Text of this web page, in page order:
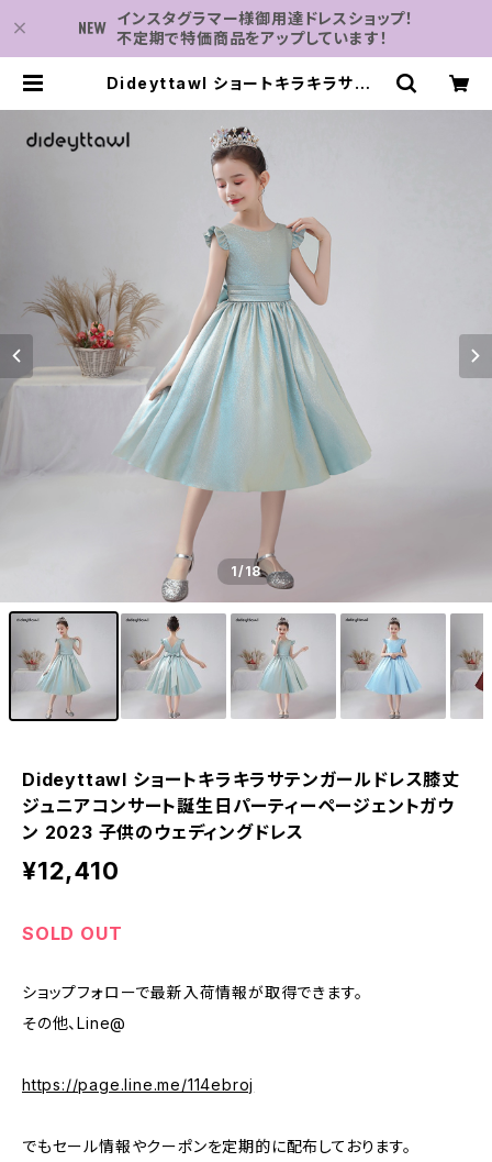
インスタグラマー様御用達ドレスショップ！
不定期で特価商品をアップしています！
Dideyttawl ショートキラキラサテン
2023 子供のウェディングドレス | 子
供服・パーティドレスなら何でも揃う-
2万点～結婚式・卒業式・発表会の為
のドレスショップ
1/18
Dideyttawl ショートキラキラサテンガールドレス膝丈
ジュニアコンサート誕生日パーティーページェントガウ
ン 2023 子供のウェディングドレス
¥12,410
SOLD OUT
ショップフォローで最新入荷情報が取得できます。
その他、Line@
https://page.line.me/114ebroj
でもセール情報やクーポンを定期的に配布しております。